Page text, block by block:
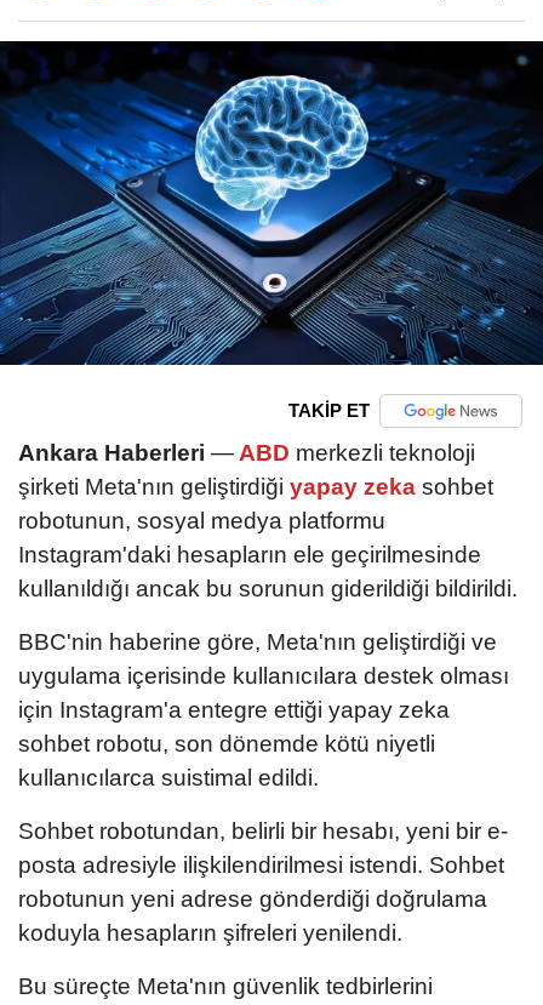
TAKİP ET
Ankara Haberleri — ABD merkezli teknoloji
şirketi Meta'nın geliştirdiği yapay zeka sohbet
robotunun, sosyal medya platformu
Instagram'daki hesapların ele geçirilmesinde
kullanıldığı ancak bu sorunun giderildiği bildirildi.
BBC'nin haberine göre, Meta'nın geliştirdiği ve
uygulama içerisinde kullanıcılara destek olması
için Instagram'a entegre ettiği yapay zeka
sohbet robotu, son dönemde kötü niyetli
kullanıcılarca suistimal edildi.
Sohbet robotundan, belirli bir hesabı, yeni bir e-
posta adresiyle ilişkilendirilmesi istendi. Sohbet
robotunun yeni adrese gönderdiği doğrulama
koduyla hesapların şifreleri yenilendi.
Bu süreçte Meta'nın güvenlik tedbirlerini